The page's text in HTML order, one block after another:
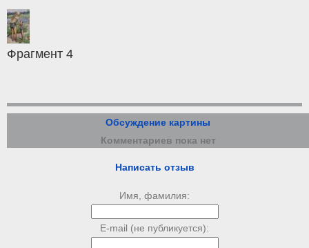
Фрагмент 4
Обсуждение картины
Комментариев пока нет
Написать отзыв
Имя, фамилия:
E-mail (не публикуется):